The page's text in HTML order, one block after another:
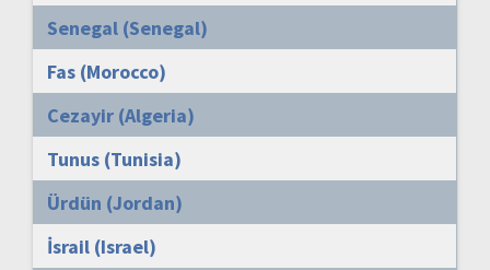
Senegal (Senegal)
Fas (Morocco)
Cezayir (Algeria)
Tunus (Tunisia)
Ürdün (Jordan)
İsrail (Israel)